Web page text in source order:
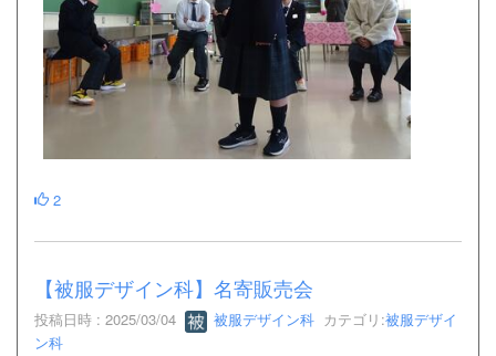
2
【被服デザイン科】名寄販売会
投稿日時 : 2025/03/04 被服デザイン科 カテゴリ:被服デザイ
ン科